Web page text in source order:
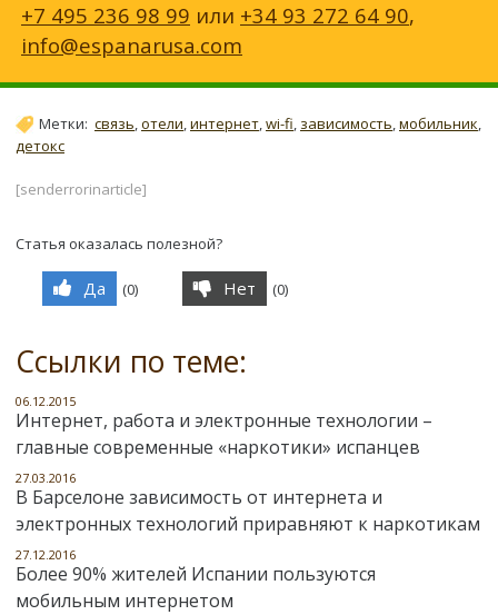
+7 495 236 98 99 или +34 93 272 64 90,
info@espanarusa.com
Метки: связь,отели,интернет,wi-fi, зависимость,мобильник,
детокс
[senderrorinarticle]
Статья оказалась полезной?
Да (0) Нет (0)
Ссылки по теме:
06.12.2015
Интернет, работа и электронные технологии –
главные современные «наркотики» испанцев
27.03.2016
В Барселоне зависимость от интернета и
электронных технологий приравняют к наркотикам
27.12.2016
Более 90% жителей Испании пользуются
мобильным интернетом